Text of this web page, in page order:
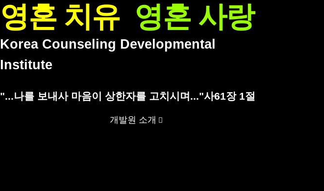
영혼 치유 영혼 사랑
Korea Counseling Developmental
Institute
"...나를 보내사 마음이 상한자를 고치시며..."사61장 1절
개발원 소개